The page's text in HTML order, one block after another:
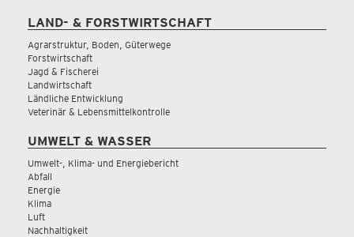
LAND- & FORSTWIRTSCHAFT
Agrarstruktur, Boden, Güterwege
Forstwirtschaft
Jagd & Fischerei
Landwirtschaft
Ländliche Entwicklung
Veterinär & Lebensmittelkontrolle
UMWELT & WASSER
Umwelt-, Klima- und Energiebericht
Abfall
Energie
Klima
Luft
Nachhaltigkeit